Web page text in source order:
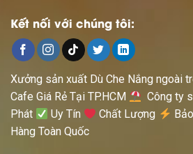
Kết nối với chúng tôi:
Xưởng sản xuất Dù Che Nắng ngoài
Cafe Giá Rẻ Tại TP.HCM
Công ty
Phát
Uy Tín Chất Lượng
Hàng Toàn Quốc